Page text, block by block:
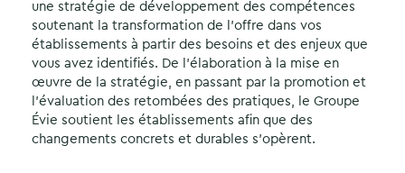
une stratégie de développement des compétences
soutenant la transformation de l’offre dans vos
établissements à partir des besoins et des enjeux que
vous avez identifiés. De l’élaboration à la mise en
œuvre de la stratégie, en passant par la promotion et
l’évaluation des retombées des pratiques, le Groupe
Évie soutient les établissements afin que des
changements concrets et durables s’opèrent.